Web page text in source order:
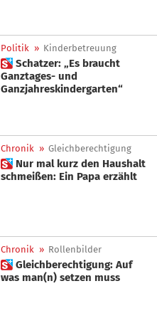
Politik » Kinderbetreuung
 Schatzer: „Es braucht
Ganztages- und
Ganzjahreskindergarten“
Chronik » Gleichberechtigung
 Nur mal kurz den Haushalt
schmeißen: Ein Papa erzählt
Chronik » Rollenbilder
 Gleichberechtigung: Auf
was man(n) setzen muss